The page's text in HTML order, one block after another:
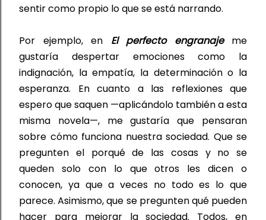
sentir como propio lo que se está narrando.
Por ejemplo, en El perfecto engranaje
me
gustaría despertar emociones como la
indignación, la empatía, la determinación o la
esperanza. En cuanto a las reflexiones que
espero que saquen —aplicándolo también a esta
misma novela—, me gustaría que
sobre cómo funciona nuestra sociedad. Que se
pregunten el porqué de las cosas y no se
queden solo con lo que otros les dicen o
conocen, ya que a veces no todo es lo que
parece. Asimismo, que se pregunten qué
hacer para mejorar la sociedad. Todos, en